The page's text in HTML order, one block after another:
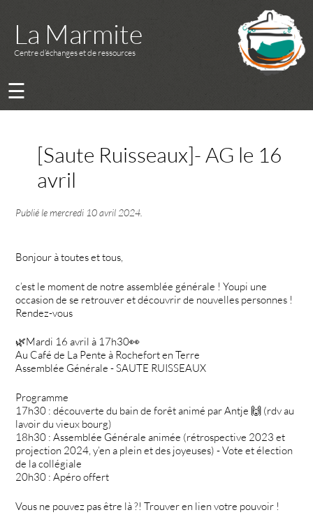
La Marmite
Centre d’échanges et de ressources
☰
[Saute Ruisseaux]- AG le 16
avril
Publié lemercredi 10 avril 2024
Bonjour à toutes et tous,
c’est le moment de notre assemblée générale ! Youpi une
occasion de se retrouver et découvrir de nouvelles personnes !
Rendez-vous
🌿Mardi 16 avril à 17h30👀
Au Café de La Pente à Rochefort en Terre
Assemblée Générale - SAUTE RUISSEAUX
Programme
17h30 : découverte du bain de forêt animé par Antje 🙌 (rdv au
lavoir du vieux bourg)
18h30 : Assemblée Générale animée (rétrospective 2023 et
projection 2024, y’en a plein et des joyeuses) - Vote et élection
de la collégiale
20h30 : Apéro offert
Vous ne pouvez pas être là ?! Trouver en lien votre pouvoir !